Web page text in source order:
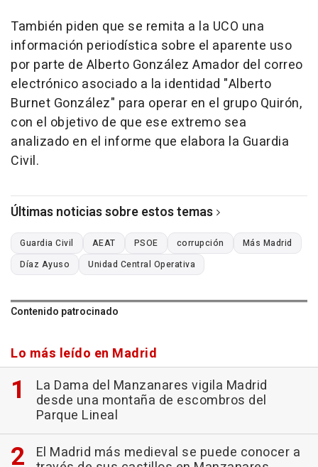
También piden que se remita a la UCO una
información periodística sobre el aparente uso
por parte de Alberto González Amador del correo
electrónico asociado a la identidad "Alberto
Burnet González" para operar en el grupo Quirón,
con el objetivo de que ese extremo sea
analizado en el informe que elabora la Guardia
Civil.
Últimas noticias sobre estos temas
Guardia Civil AEAT PSOE corrupción
Más Madrid
Díaz Ayuso
Unidad Central Operativa
Contenido patrocinado
Lo más leído en Madrid
La Dama del Manzanares vigila Madrid
desde una montaña de escombros del
Parque Lineal
El Madrid más medieval se puede conocer a